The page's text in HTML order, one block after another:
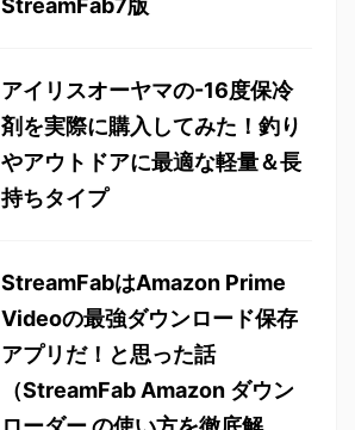
StreamFab7版
アイリスオーヤマの-16度保冷
剤を実際に購入してみた！釣り
やアウトドアに最適な軽量＆長
持ちタイプ
StreamFabはAmazon Prime
Videoの最強ダウンロード保存
アプリだ！と思った話
（StreamFab Amazon ダウン